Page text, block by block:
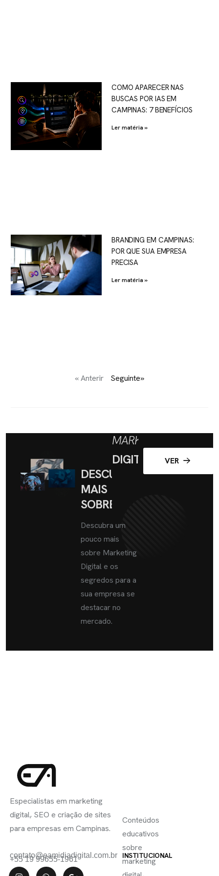
COMO APARECER NAS
BUSCAS POR IAS EM
CAMPINAS: 7 BENEFÍCIOS
Ler matéria »
BRANDING EM CAMPINAS:
POR QUE SUA EMPRESA
PRECISA
Ler matéria »
« Anterir Seguinte»
DESCUBRA
MAIS
SOBRE
MARKETING
DIGITAL
Descubra um
pouco mais
sobre Marketing
Digital e os
segredos para a
sua empresa se
destacar no
mercado.
VER
Especialistas em marketing
digital, SEO e criação de sites
para empresas em Campinas.
contato@eamidiadigital.com.br
+55 19 99655-1961 INSTITUCIONAL
Conteúdos
educativos
sobre
marketing